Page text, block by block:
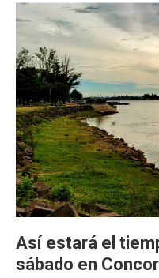
Así estará el
sábado en